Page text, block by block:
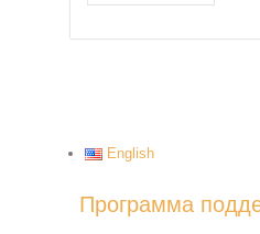
English
Программа